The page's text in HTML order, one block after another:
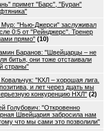
примет "Барс", "Буран"
Мур: "Нью-Джерси" заслуживал
0:5 от "Рейнджерс". Тренер
прямо" (10)
Баранов: "Швейцарцы – не
битья, они тоже отстаивали
страны"
"КХЛ – хорошая лига.
и лет через дцать мы
конкуренцию НХЛ" (2)
Голубович: "Откровенно
Швейцария забросила нам
что мы сами это позволили"